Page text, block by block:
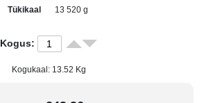
Tükikaal
13 520 g
Kogus:
Kogukaal: 13.52 Kg